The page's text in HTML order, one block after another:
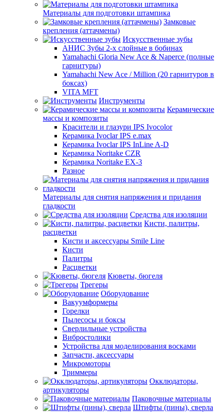
Материалы для подготовки штампика
Замковые
крепления (аттачмены)
Искусственные зубы
АНИС Зубы 2-х слойные в бобинах
Yamahachi Gloria New Ace & Naperce (полные
гарнитуры)
Yamahachi New Ace / Million (20 гарнитуров в
боксах)
VITA MFT
Инструменты
Керамические
массы и композиты
Красители и глазури IPS Ivocolor
Керамика Ivoclar IPS e.max
Керамика Ivoclar IPS InLine A-D
Керамика Noritake CZR
Керамика Noritake EX-3
Разное
Материалы для снятия напряжения и придания
гладкости
Средства для изоляции
Кисти, палитры,
расцветки
Кисти и аксессуары Smile Line
Кисти
Палитры
Расцветки
Кюветы, бюгеля
Трегеры
Оборудование
Вакуумформеры
Горелки
Пылесосы и боксы
Сверлильные устройства
Вибростолики
Устройства для моделирования восками
Запчасти, аксессуары
Микромоторы
Триммеры
Окклюдаторы,
артикуляторы
Паковочные материалы
Штифты (пины), сверла